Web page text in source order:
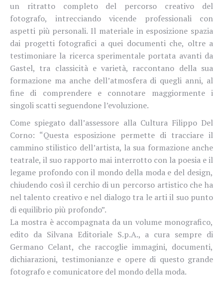
un ritratto completo del percorso creativo del
fotografo, intrecciando vicende professionali con
aspetti più personali. Il materiale in esposizione spazia
dai progetti fotografici a quei documenti che, oltre a
testimoniare la ricerca sperimentale portata avanti da
Gastel, tra classicità e varietà, raccontano della sua
formazione ma anche dell’atmosfera di quegli anni, al
fine di comprendere e connotare maggiormente i
singoli scatti seguendone l’evoluzione.
Come spiegato dall’assessore alla Cultura Filippo Del
Corno: “Questa esposizione permette di tracciare il
cammino stilistico dell’artista, la sua formazione anche
teatrale, il suo rapporto mai interrotto con la poesia e il
legame profondo con il mondo della moda e del design,
chiudendo così il cerchio di un percorso artistico che ha
nel talento creativo e nel dialogo tra le arti il suo punto
di equilibrio più profondo”.
La mostra è accompagnata da un volume monografico,
edito da Silvana Editoriale S.p.A., a cura sempre di
Germano Celant, che raccoglie immagini, documenti,
dichiarazioni, testimonianze e opere di questo grande
fotografo e comunicatore del mondo della moda.